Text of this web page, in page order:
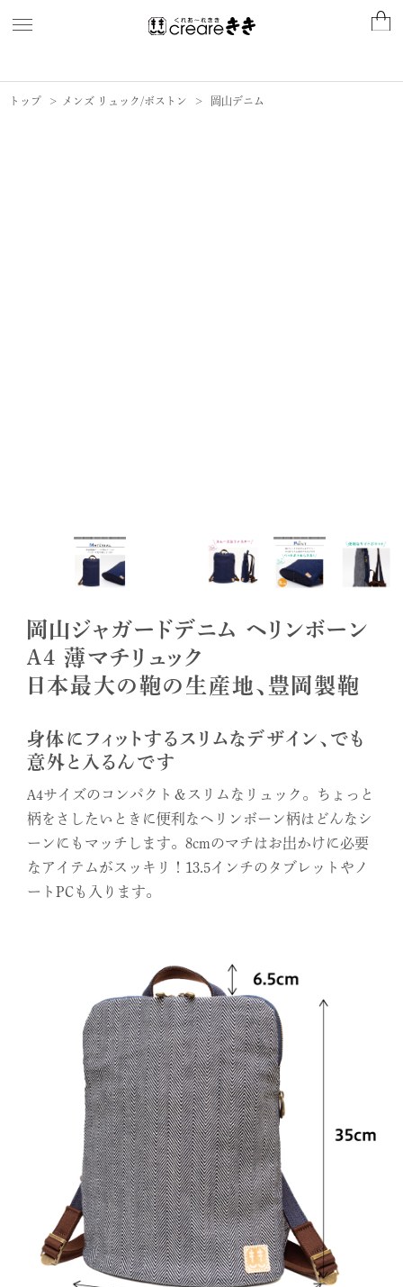
トップ メンズ リュック/ボストン 岡山デニム
岡山ジャガードデニム ヘリンボーン
A4 薄マチリュック
日本最大の鞄の生産地、豊岡製鞄
身体にフィットするスリムなデザイン、でも
意外と入るんです
A4サイズのコンパクト＆スリムなリュック。ちょっと
柄をさしたいときに便利なヘリンボーン柄はどんなシ
ーンにもマッチします。8cmのマチはお出かけに必要
なアイテムがスッキリ！13.5インチのタブレットやノ
ートPCも入ります。